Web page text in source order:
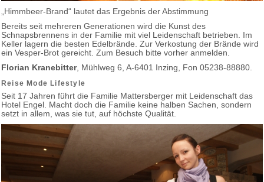
„Himmbeer-Brand“ lautet das Ergebnis der Abstimmung
Bereits seit mehreren Generationen wird die Kunst des
Schnapsbrennens in der Familie mit viel Leidenschaft betrieben. Im
Keller lagern die besten Edelbrände. Zur Verkostung der Brände wird
ein Vesper-Brot gereicht. Zum Besuch bitte vorher anmelden.
Florian Kranebitter, Mühlweg 6, A-6401 Inzing, Fon 05238-88880.
Reise Mode Lifestyle
Seit 17 Jahren führt die Familie Mattersberger mit Leidenschaft das
Hotel Engel. Macht doch die Familie keine halben Sachen, sondern
setzt in allem, was sie tut, auf höchste Qualität.